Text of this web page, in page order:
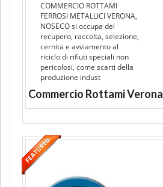
COMMERCIO ROTTAMI
FERROSI METALLICI VERONA,
NOSECO si occupa del
recupero, raccolta, selezione,
cernita e avviamento al
riciclo di rifiuti speciali non
pericolosi, come scarti della
produzione indust
Commercio Rottami Verona